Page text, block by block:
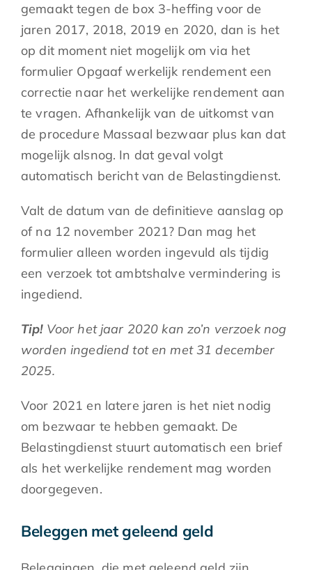
gemaakt tegen de box 3-heffing voor de
jaren 2017, 2018, 2019 en 2020, dan is het
op dit moment niet mogelijk om via het
formulier Opgaaf werkelijk rendement een
correctie naar het werkelijke rendement aan
te vragen. Afhankelijk van de uitkomst van
de procedure Massaal bezwaar plus kan dat
mogelijk alsnog. In dat geval volgt
automatisch bericht van de Belastingdienst.
Valt de datum van de definitieve aanslag op
of na 12 november 2021? Dan mag het
formulier alleen worden ingevuld als tijdig
een verzoek tot ambtshalve vermindering is
ingediend.
Tip!Voor het jaar 2020 kan zo’n verzoek nog
worden ingediend tot en met 31 december
2025.
Voor 2021 en latere jaren is het niet nodig
om bezwaar te hebben gemaakt. De
Belastingdienst stuurt automatisch een brief
als het werkelijke rendement mag worden
doorgegeven.
Beleggen met geleend geld